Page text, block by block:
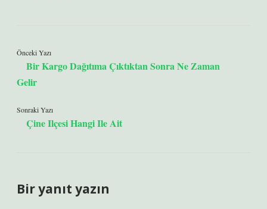
Önceki Yazı
Bir Kargo Dağıtıma Çıktıktan Sonra Ne Zaman
Gelir
Sonraki Yazı
Çine Ilçesi Hangi Ile Ait
Bir yanıt yazın